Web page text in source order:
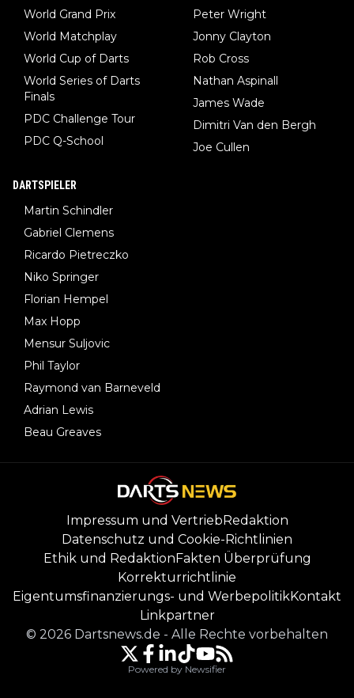
World Grand Prix
World Matchplay
World Cup of Darts
World Series of Darts
Finals
PDC Challenge Tour
PDC Q-School
Peter Wright
Jonny Clayton
Rob Cross
Nathan Aspinall
James Wade
Dimitri Van den Bergh
Joe Cullen
DARTSPIELER
Martin Schindler
Gabriel Clemens
Ricardo Pietreczko
Niko Springer
Florian Hempel
Max Hopp
Mensur Suljovic
Phil Taylor
Raymond van Barneveld
Adrian Lewis
Beau Greaves
Impressum und VertriebRedaktion
Datenschutz und Cookie-Richtlinien
Ethik und RedaktionFakten Überprüfung
Korrekturrichtlinie
Eigentumsfinanzierungs- und WerbepolitikKontakt
Linkpartner
© 2026 Dartsnews.de - Alle Rechte vorbehalten
Powered by Newsifier